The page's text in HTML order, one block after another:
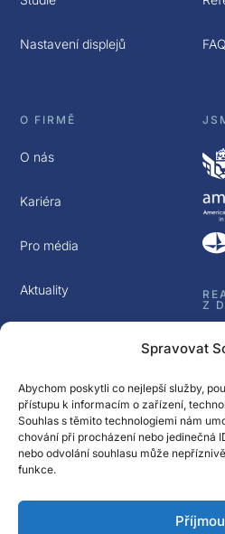
Spravovat
Abychom poskytli co nejlepší služby,
přístupu k informacím o zařízení,
Souhlas s těmito technologiemi nám
chování při procházení nebo jedinečná
nebo odvolání souhlasu může
funkce.
Nastavení displejů FAQ
O FIRMĚ
O nás
Kariéra
Pro média
Aktuality
Z
Sledujte nás